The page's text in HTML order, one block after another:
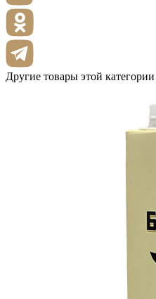
Другие товары этой категории